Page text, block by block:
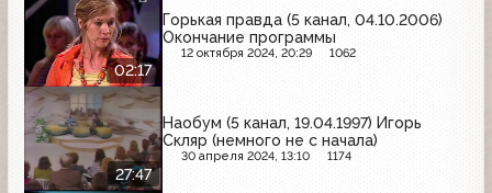
02:17
Горькая правда (5 канал, 04.10.2006)
Окончание программы
12 октября 2024, 20:29 1062
27:47
Наобум (5 канал, 19.04.1997) Игорь
Скляр (немного не с начала)
30 апреля 2024, 13:10 1174